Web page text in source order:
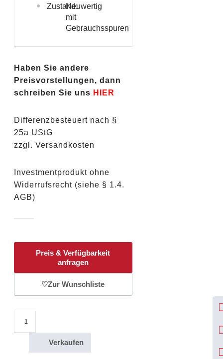
Zustand:Neuwertig
mit
Gebrauchsspuren
Haben Sie andere
Preisvorstellungen, dann
schreiben Sie uns HIER
Differenzbesteuert nach §
25a UStG
zzgl. Versandkosten
Investmentprodukt ohne
Widerrufsrecht (siehe § 1.4.
AGB)
Preis & Verfügbarkeit
anfragen
♡Zur Wunschliste
1 Oz 5 dollars Elizabeth II /Canada Argent Pur / Silbermünze 2014 /
Verkaufen